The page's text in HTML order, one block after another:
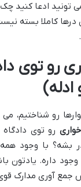
تونید ادعا کنید
درها کاملا بسته
رو توی
رو شناختیم،
رو توی
بشه؟ با وجود همه
وجود داره. یادتون
آوری مدارک